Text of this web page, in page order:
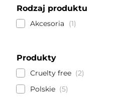
Rodzaj produktu
Akcesoria 1
Produkty
Cruelty free
2
Polskie
5